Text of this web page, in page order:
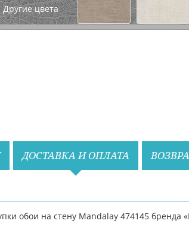
Другие цвета
Назад
ДОСТАВКА И ОПЛАТА
обои на стену Mandalay 474145 бренда